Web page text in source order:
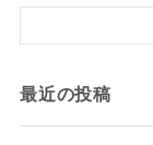
最近の投稿